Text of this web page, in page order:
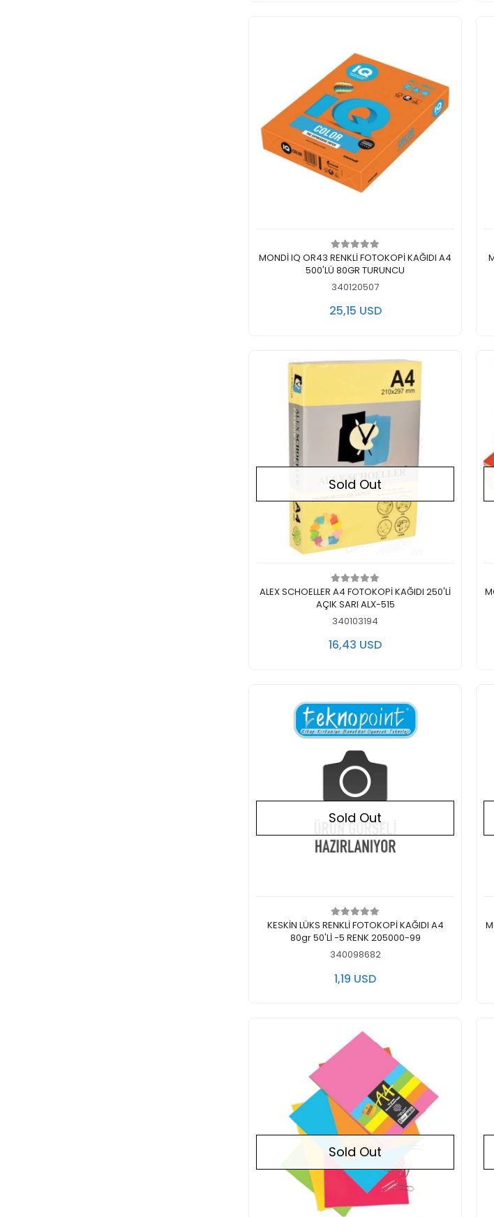
Add to cart
MONDİ IQ OR43 RENKLİ FOTOKOPİ KAĞIDI A4
500'LÜ 80GR TURUNCU
340120507
25,15 USD
Out of stock
Sold Out
ALEX SCHOELLER A4 FOTOKOPİ KAĞIDI 250'Lİ
AÇIK SARI ALX-515
340103194
16,43 USD
Out of stock
Sold Out
KESKİN LÜKS RENKLİ FOTOKOPİ KAĞIDI A4
80gr 50'Lİ -5 RENK 205000-99
340098682
1,19 USD
Sold Out